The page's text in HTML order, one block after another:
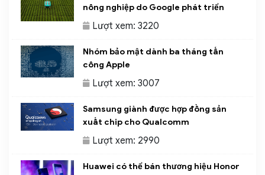
nông nghiệp do Google phát triển
Lượt xem: 3220
Nhóm bảo mật dành ba tháng tấn
công Apple
Lượt xem: 3007
Samsung giành được hợp đồng sản
xuất chip cho Qualcomm
Lượt xem: 2990
Huawei có thể bán thương hiệu Honor